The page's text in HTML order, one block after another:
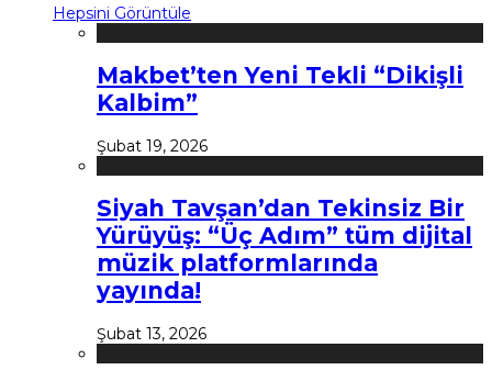
Hepsini Görüntüle
Makbet’ten Yeni Tekli “Dikişli
Kalbim”
Şubat 19, 2026
Siyah Tavşan’dan Tekinsiz Bir
Yürüyüş: “Üç Adım” tüm dijital
müzik platformlarında
yayında!
Şubat 13, 2026